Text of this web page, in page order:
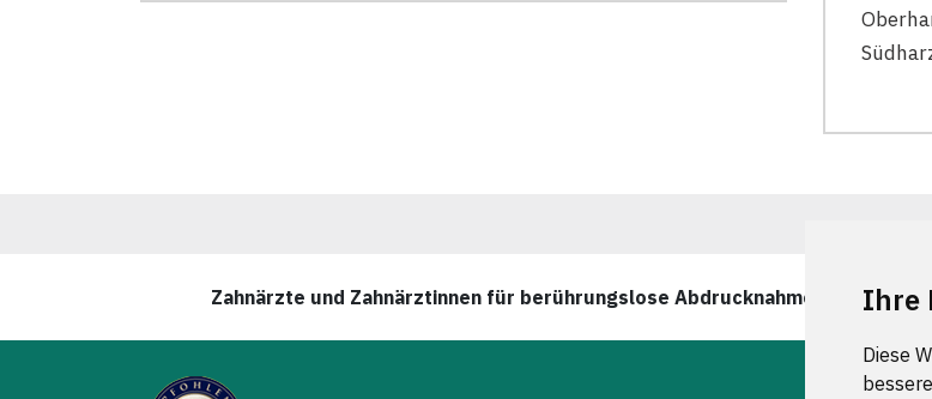
Ihre
Diese
Zahnärzte und Zahnärztinnen für berührungslose Abdrucknahme in